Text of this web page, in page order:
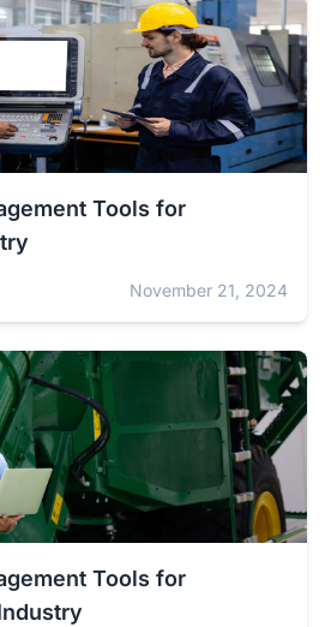
Tools for
November 21, 2024
Tools for